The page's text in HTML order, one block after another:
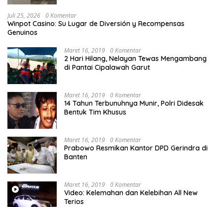
Juli 25, 2026 0 Komentar
Winpot Casino: Su Lugar de Diversión y Recompensas
Genuinos
Maret 16, 2019 0 Komentar
2 Hari Hilang, Nelayan Tewas Mengambang
di Pantai Cipalawah Garut
Maret 16, 2019 0 Komentar
14 Tahun Terbunuhnya Munir, Polri Didesak
Bentuk Tim Khusus
Maret 16, 2019 0 Komentar
Prabowo Resmikan Kantor DPD Gerindra di
Banten
Maret 16, 2019 0 Komentar
Video: Kelemahan dan Kelebihan All New
Terios